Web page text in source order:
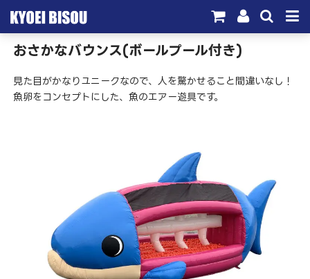
サービス
取引実績
おさかなバウンス(ボールプール付き)
見た目がかなりユニークなので、人を驚かせること間違いなし！
魚卵をコンセプトにした、魚のエアー遊具です。